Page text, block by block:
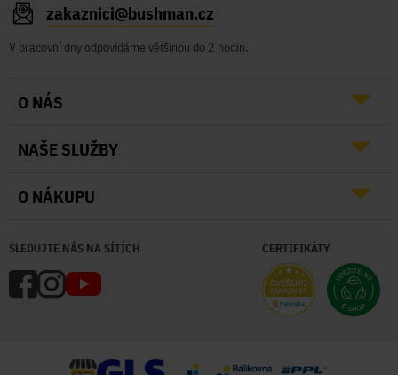
zakaznici@bushman.cz
V pracovní dny odpovídáme většinou do 2 hodin.
SLEDUJTE NÁS NA SÍTÍCH CERTIFIKÁTY
O NÁS
NAŠE SLUŽBY
O NÁKUPU